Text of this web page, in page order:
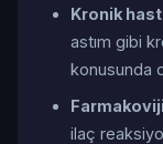
Kronik
astım gibi
konusunda
ilaç